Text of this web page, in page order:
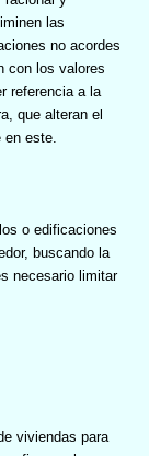
las
no acordes
con los valores
referencia a la
que alteran el
este.
o edificaciones
buscando la
necesario limitar
viviendas para